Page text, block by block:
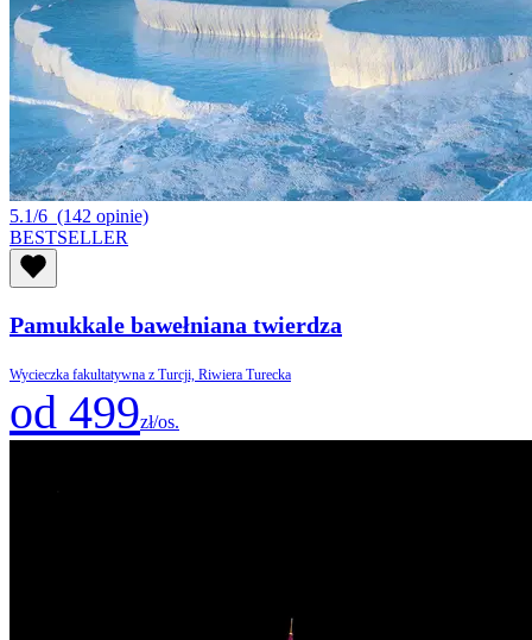
5.1/6 (142 opinie)
BESTSELLER
Pamukkale bawełniana twierdza
Wycieczka fakultatywna z Turcji, Riwiera Turecka
od 499zł/os.